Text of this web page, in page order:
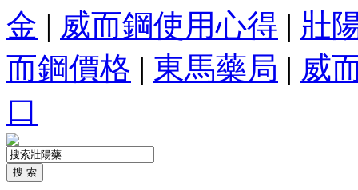
金 | 威而鋼使用心得 | 壯
而鋼價格 | 東馬藥局 | 威
口